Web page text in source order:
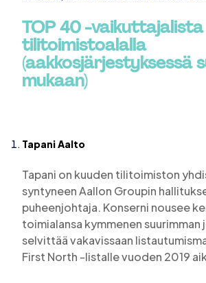
TOP 40 -vaikuttajalista
tilitoimistoalalla
(aakkosjärjestyksessä
mukaan)
Tapani Aalto
Tapani on kuuden tilitoimiston
syntyneen Aallon Groupin
puheenjohtaja. Konserni nousee
toimialansa kymmenen suurimman
selvittää vakavissaan
First North -listalle vuoden 2019